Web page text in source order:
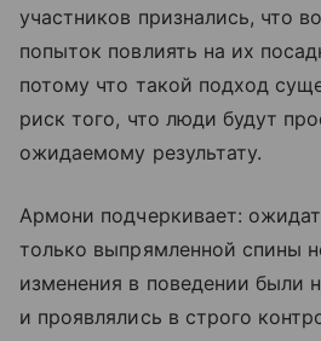
участников признались, что
попыток повлиять на их
потому что такой подход
риск того, что люди будут
ожидаемому результату.
Армони подчеркивает:
только выпрямленной спины
изменения в поведении были
и проявлялись в строго